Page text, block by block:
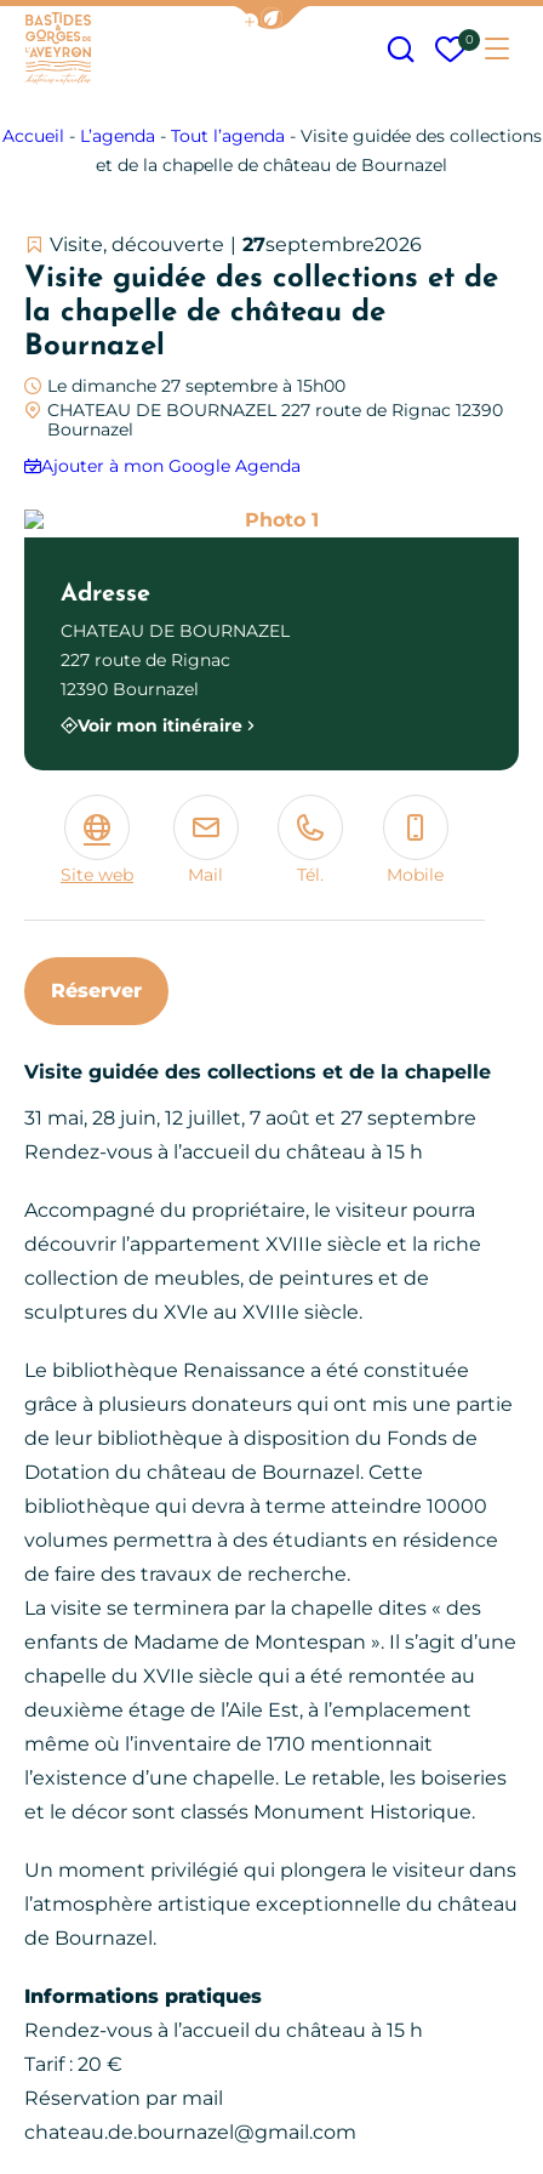
Afficher la barre de navigation
Mes
0
Accueil - L’agenda - Tout l’agenda - Visite guidée des collections
et de la chapelle de château de Bournazel
Visite, découverte 27septembre2026
Visite guidée des collections et de
la chapelle de château de
Bournazel
Le dimanche 27 septembre à 15h00
CHATEAU DE BOURNAZEL 227 route de Rignac 12390
Bournazel
Ajouter à mon Google Agenda
Visite guidée des collections et de la chapelle
31 mai, 28 juin, 12 juillet, 7 août et 27 septembre
Rendez-vous à l’accueil du château à 15 h
Accompagné du propriétaire, le visiteur pourra
découvrir l’appartement XVIIIe siècle et la riche
collection de meubles, de peintures et de
sculptures du XVIe au XVIIIe siècle.
Le bibliothèque Renaissance a été constituée
grâce à plusieurs donateurs qui ont mis une partie
de leur bibliothèque à disposition du Fonds de
Dotation du château de Bournazel. Cette
bibliothèque qui devra à terme atteindre 10000
volumes permettra à des étudiants en résidence
de faire des travaux de recherche.
La visite se terminera par la chapelle dites « des
enfants de Madame de Montespan ». Il s’agit d’une
chapelle du XVIIe siècle qui a été remontée au
deuxième étage de l’Aile Est, à l’emplacement
même où l’inventaire de 1710 mentionnait
l’existence d’une chapelle. Le retable, les boiseries
et le décor sont classés Monument Historique.
Un moment privilégié qui plongera le visiteur dans
l’atmosphère artistique exceptionnelle du château
de Bournazel.
Informations pratiques
Rendez-vous à l’accueil du château à 15 h
Tarif : 20 €
Réservation par mail
chateau.de.bournazel@gmail.com
Photo 1
Adresse
CHATEAU DE BOURNAZEL
227 route de Rignac
12390 Bournazel
Voir mon itinéraire
Site web Mail Tél. Mobile
Réserver